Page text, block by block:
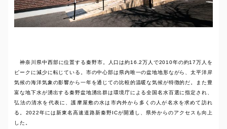
神奈川県中西部に位置する秦野市。人口は約16.2万人で2010年の約17万人を
ピークに減少に転じている。市の中心部は県内唯一の盆地地形ながら、太平洋岸
気候の海洋気象の影響から一年を通じての比較的温暖な気候が特徴的だ。また豊
富な地下水が湧出する秦野盆地湧出群は環境庁による全国名水百選に指定され、
弘法の清水を代表に、護摩屋敷の水は市内外から多くの人が名水を求めて訪れ
る。2022年には新東名高速道路新秦野ICが開通し、県外からのアクセスも向上
した。